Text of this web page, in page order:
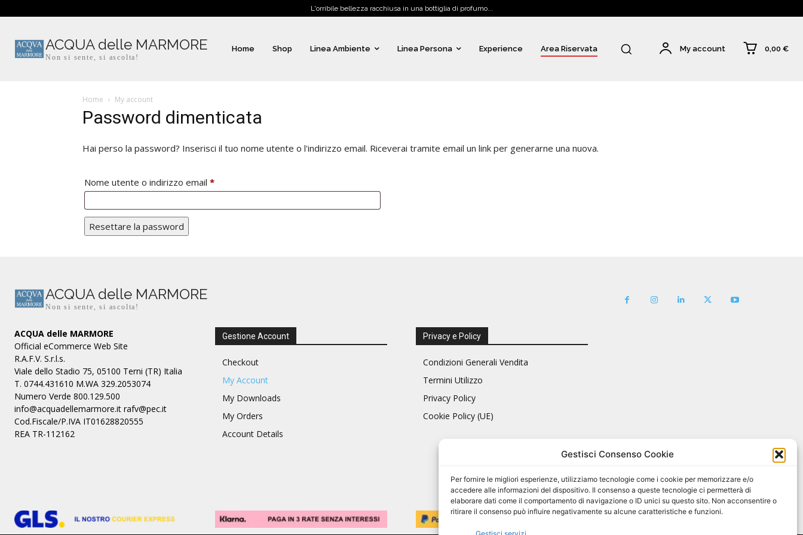
Gestisci Consenso Cookie
Per fornire le migliori esperienze, utilizziamo tecnologie come i cookie per memorizzare e/o
accedere alle informazioni del dispositivo. Il consenso a queste tecnologie ci permetterà di
elaborare dati come il comportamento di navigazione o ID unici su questo sito. Non acconsentire o
ritirare il consenso può influire negativamente su alcune caratteristiche e funzioni.
L'orribile bellezza racchiusa in una bottiglia di profumo...
ACQUA delle MARMORE
Non si sente, si ascolta!
Home Shop Linea Ambiente Linea Persona Experience Area Riservata My account 0,00 €
Home My account
Password dimenticata
Hai perso la password? Inserisci il tuo nome utente o l'indirizzo email. Riceverai tramite email un link per generarne una nuova.
Nome utente o indirizzo email *Richiesto
Resettare la password
ACQUA delle MARMORE
Non si sente, si ascolta!
ACQUA delle MARMORE
Official eCommerce Web Site
R.A.F.V. S.r.l.s.
Viale dello Stadio 75, 05100 Terni (TR) Italia
T. 0744.431610 M.WA 329.2053074
Numero Verde 800.129.500
info@acquadellemarmore.it rafv@pec.it
Cod.Fiscale/P.IVA IT01628820555
REA TR-112162
Gestione Account
Checkout
My Account
My Downloads
My Orders
Account Details
Privacy e Policy
Condizioni Generali Vendita
Termini Utilizzo
Privacy Policy
Cookie Policy (UE)